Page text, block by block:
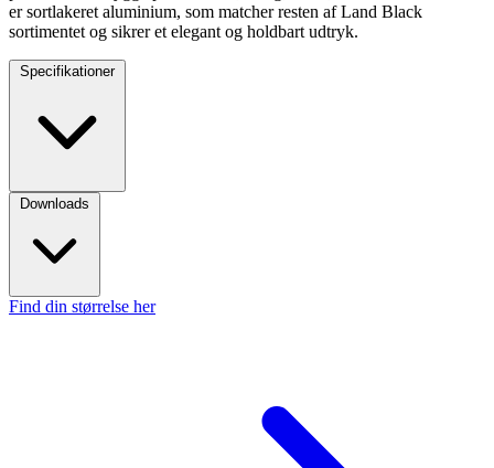
er sortlakeret aluminium, som matcher resten af Land Black
sortimentet og sikrer et elegant og holdbart udtryk.
Specifikationer
Downloads
Find din størrelse her